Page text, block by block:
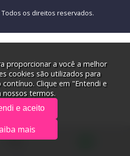
Todos os direitos reservados.
proporcionar a você a melhor
cookies são utilizados para
Clique em "Entendi e
termos.
e aceito
mais